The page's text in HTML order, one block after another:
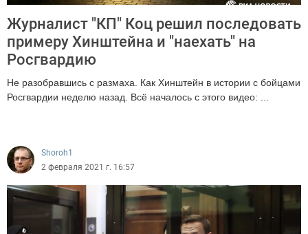
Журналист "КП" Коц решил последовать
примеру Хинштейна и "наехать" на
Росгвардию
Не разобравшись с размаха. Как Хинштейн в истории с бойцами
Росгвардии неделю назад. Всё началось с этого видео: ...
Shoroh1
2 февраля 2021 г. 16:57